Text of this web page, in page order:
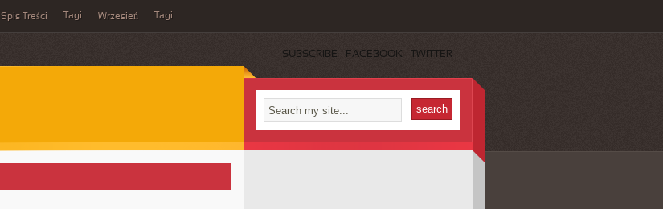
Spis Treści Tagi Wrzesień Tagi
SUBSCRIBE FACEBOOK TWITTER